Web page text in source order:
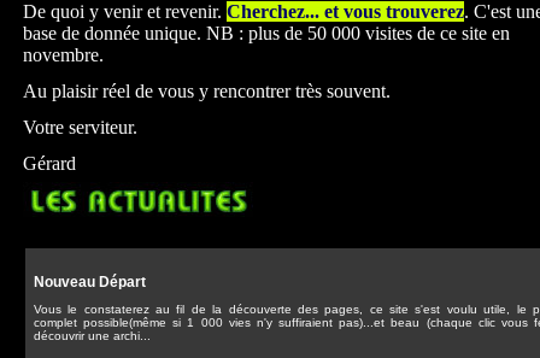
De quoi y venir et revenir. Cherchez... et vous trouverez. C'est
base de donnée unique. NB : plus de 50 000 visites de ce site en
novembre.
Au plaisir réel de vous y rencontrer très souvent.
Votre serviteur.
Gérard
Nouveau Départ
Vous le constaterez au fil de la découverte des pages, ce site s'est voulu utile, le
complet possible(même si 1 000 vies n'y suffiraient pas)...et beau (chaque clic vous
découvrir une archi...